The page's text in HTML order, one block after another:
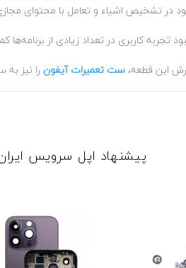
در تشخیص اشیاء و تعامل با محتوای
کاربری در تعداد زیادی از برنامه‌ها
این قطعه، ست تعمیرات آیفون را نیز
پیشنهاد اپل سرویس